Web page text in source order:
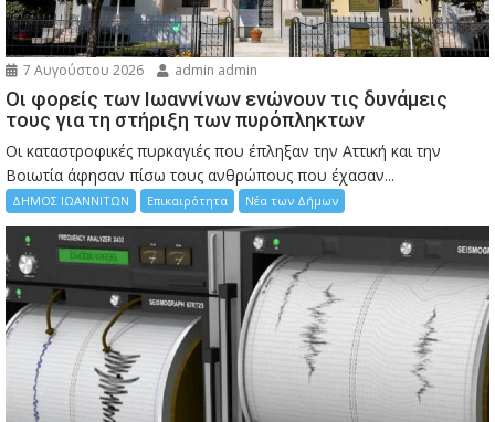
7 Αυγούστου 2026 admin admin
Οι φορείς των Ιωαννίνων ενώνουν τις δυνάμεις
τους για τη στήριξη των πυρόπληκτων
Οι καταστροφικές πυρκαγιές που έπληξαν την Αττική και την
Bοιωτία άφησαν πίσω τους ανθρώπους που έχασαν...
ΔΗΜΟΣ ΙΩΑΝΝΙΤΩΝ Επικαιρότητα Νέα των Δήμων